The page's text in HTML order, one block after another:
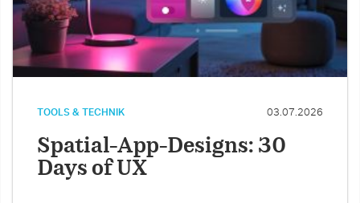
TOOLS & TECHNIK 03.07.2026
Spatial-App-Designs: 30
Days of UX